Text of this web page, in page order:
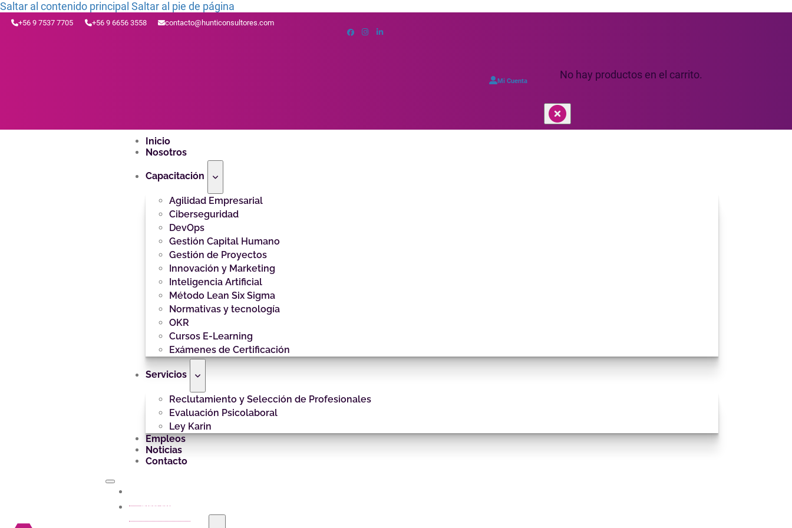
Saltar al contenido principal Saltar al pie de página
+56 9 7537 7705 +56 9 6656 3558 contacto@hunticonsultores.com
Mi Cuenta No hay productos en el carrito.
Inicio
Nosotros
Capacitación
Agilidad Empresarial
Ciberseguridad
DevOps
Gestión Capital Humano
Gestión de Proyectos
Innovación y Marketing
Inteligencia Artificial
Método Lean Six Sigma
Normativas y tecnología
OKR
Cursos E-Learning
Exámenes de Certificación
Servicios
Reclutamiento y Selección de Profesionales
Evaluación Psicolaboral
Ley Karin
Empleos
Noticias
Contacto
Nosotros